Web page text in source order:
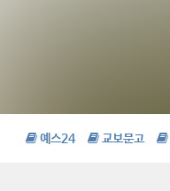
예스24 교보문고